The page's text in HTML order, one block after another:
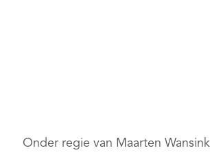
Onder regie van Maarten Wansink